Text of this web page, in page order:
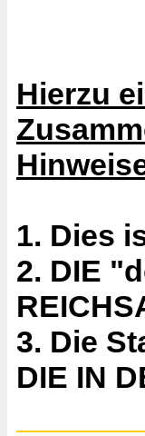
Hierzu
1. Dies
2. DIE
3. Die
DIE IN